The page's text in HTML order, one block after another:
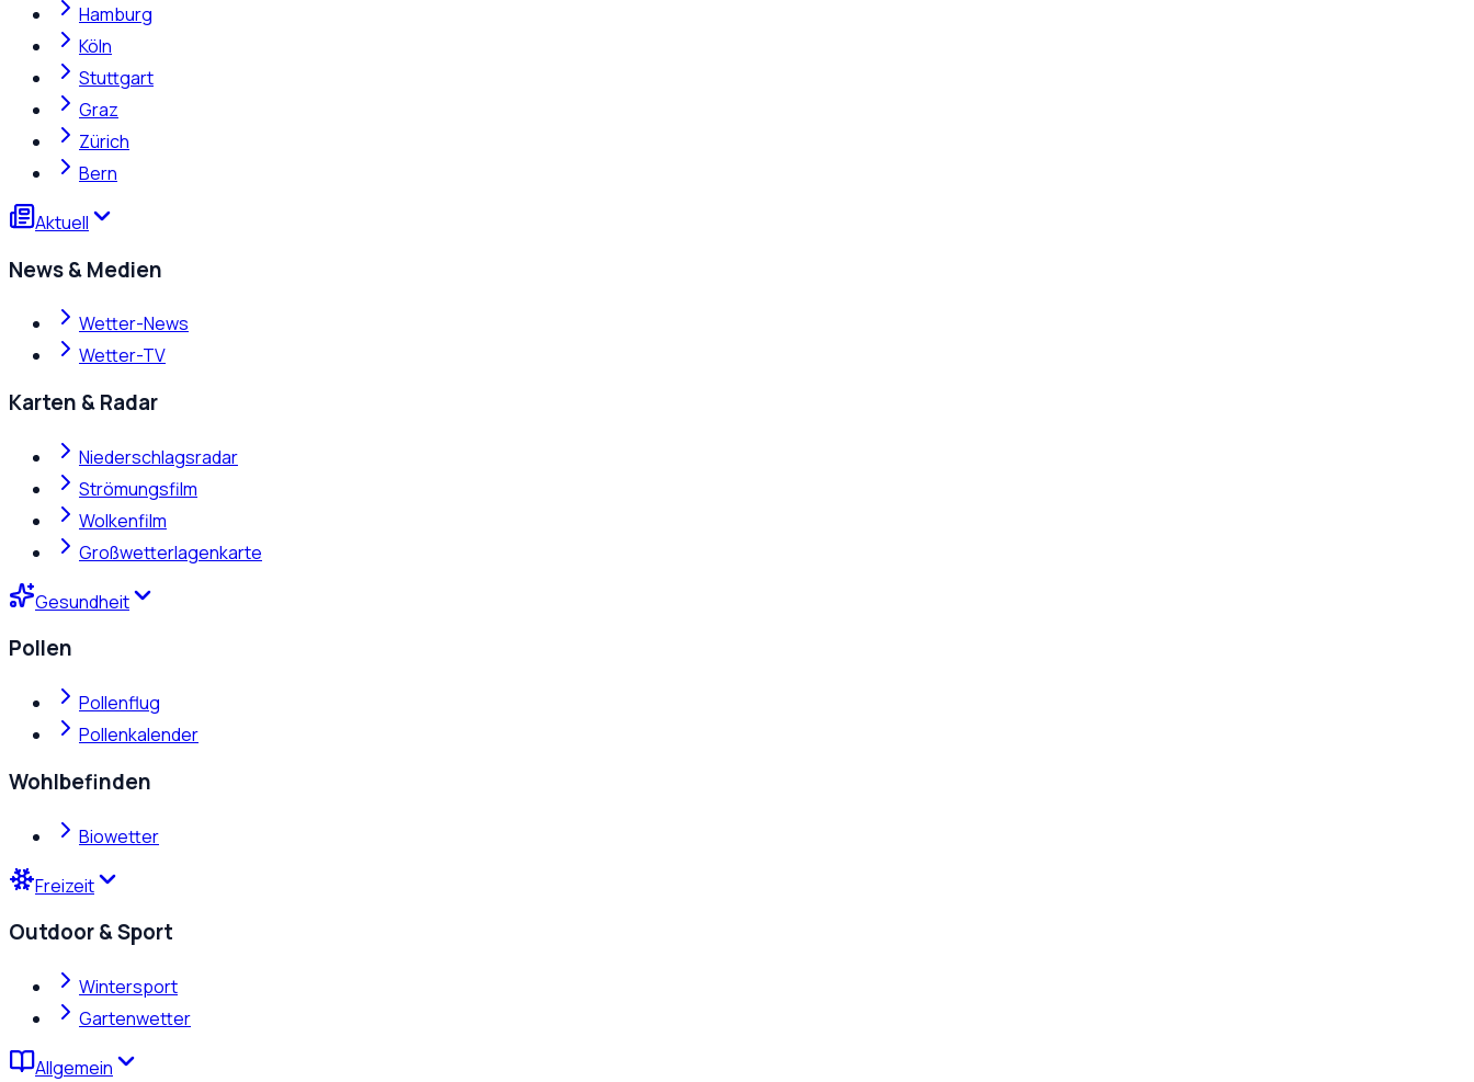
Hamburg
Köln
Stuttgart
Graz
Zürich
Bern
Aktuell
News & Medien
Wetter-News
Wetter-TV
Karten & Radar
Niederschlagsradar
Strömungsfilm
Wolkenfilm
Großwetterlagenkarte
Gesundheit
Pollen
Pollenflug
Pollenkalender
Wohlbefinden
Biowetter
Freizeit
Outdoor & Sport
Wintersport
Gartenwetter
Allgemein